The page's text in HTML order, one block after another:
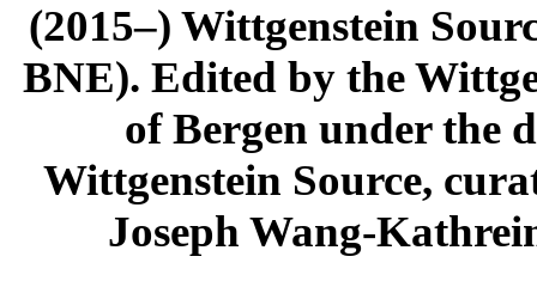
(2015–) Wittgenstein
BNE). Edited by the
of Bergen under the
Wittgenstein Source,
Joseph Wang-